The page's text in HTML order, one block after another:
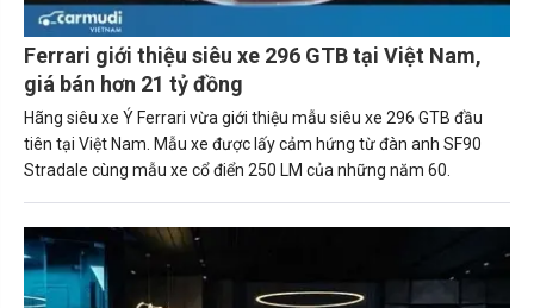
Ferrari giới thiệu siêu xe 296 GTB tại Việt Nam,
giá bán hơn 21 tỷ đồng
Hãng siêu xe Ý Ferrari vừa giới thiệu mẫu siêu xe 296 GTB đầu
tiên tại Việt Nam. Mẫu xe được lấy cảm hứng từ đàn anh SF90
Stradale cùng mẫu xe cổ điển 250 LM của những năm 60.